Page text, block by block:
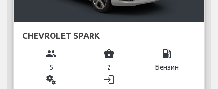
CHEVROLET SPARK
group
5
business_center
2
local_gas_station
Бензин
miscellaneous_services login